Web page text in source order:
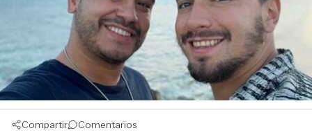
Compartir Comentarios